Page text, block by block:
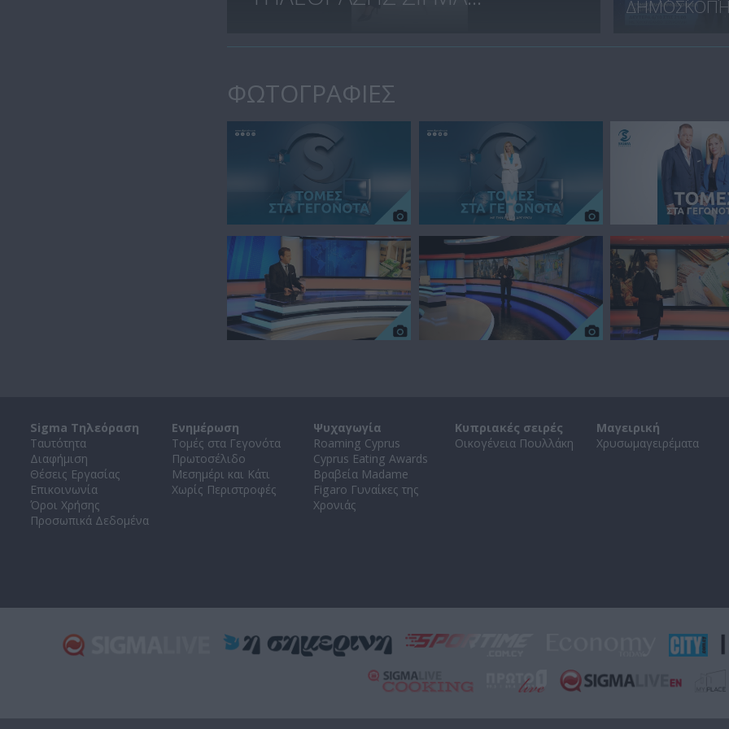
ΦΩΤΟΓΡΑΦΙΕΣ
Sigma Τηλεόραση
Ταυτότητα
Διαφήμιση
Θέσεις Εργασίας
Επικοινωνία
Όροι Χρήσης
Προσωπικά Δεδομένα
Ενημέρωση
Τομές στα Γεγονότα
Πρωτοσέλιδο
Μεσημέρι και Κάτι
Χωρίς Περιστροφές
Ψυχαγωγία
Roaming Cyprus
Cyprus Eating Awards
Βραβεία Madame
Figaro Γυναίκες της
Χρονιάς
Κυπριακές σειρές
Οικογένεια Πουλλάκη
Μαγειρική
Χρυσωμαγειρέματα